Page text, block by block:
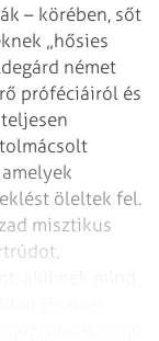
– körében, sőt
„hősies
német
próféciáiról és
öleltek fel.
misztikus